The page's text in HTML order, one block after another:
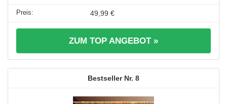
49,99 €
ZUM TOP ANGEBOT »
8